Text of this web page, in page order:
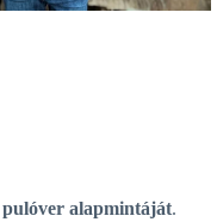
alapmintáját.